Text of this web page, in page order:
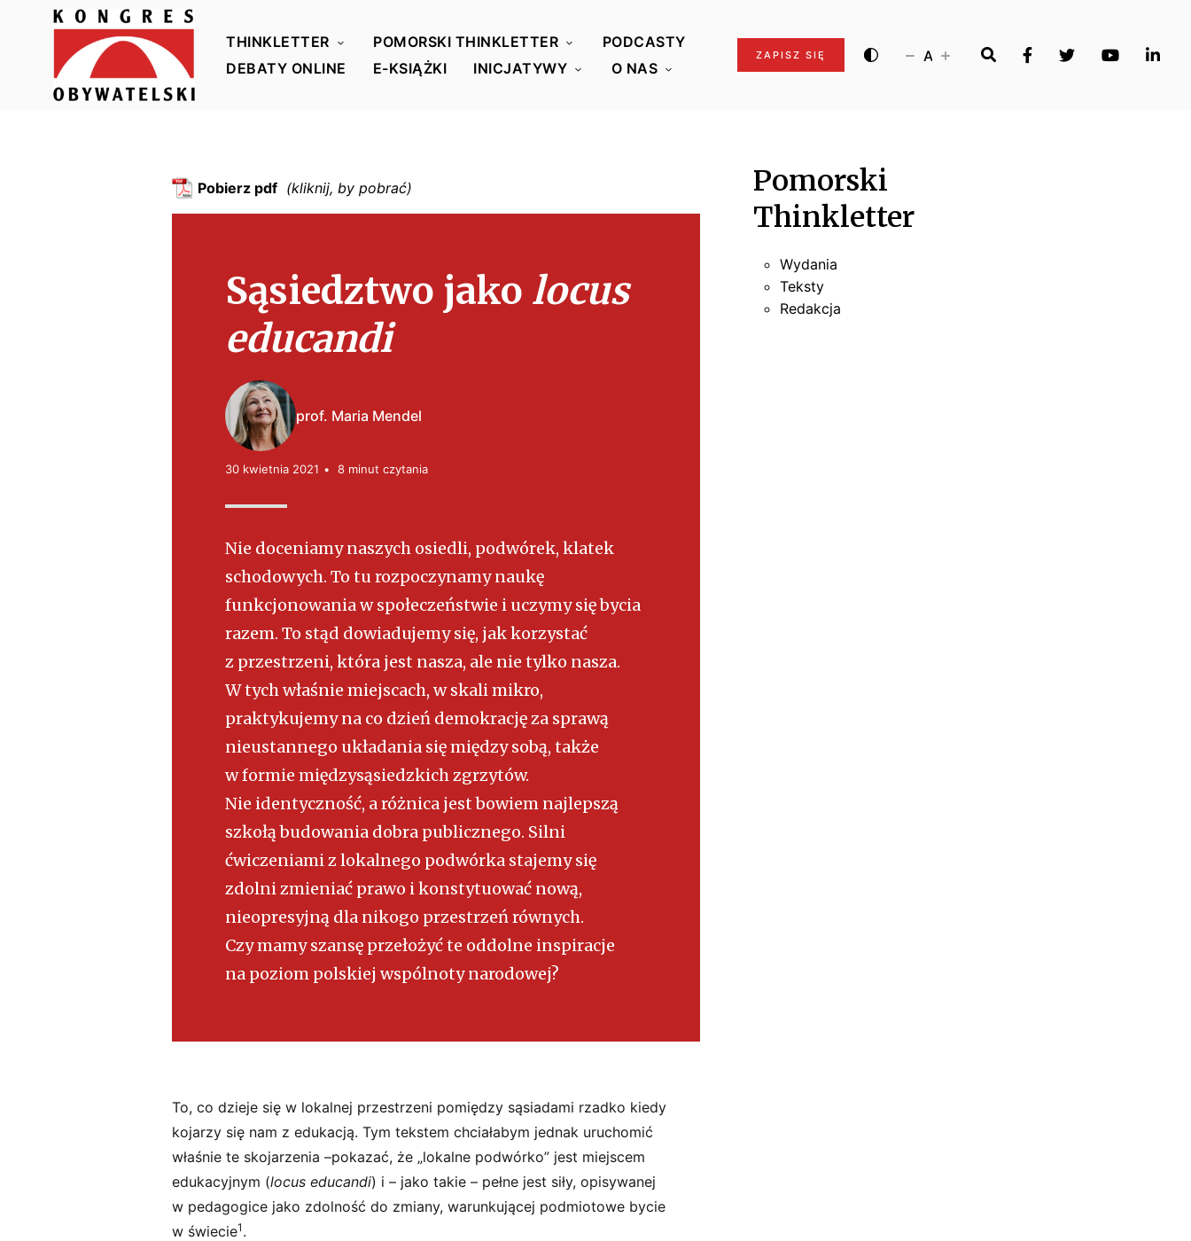
THINKLETTER POMORSKI THINKLETTER
PODCASTY
DEBATY ONLINE
E-KSIĄŻKI INICJATYWY O NAS
ZAPISZ SIĘ A
Pobierz pdf
Sąsiedztwo jako locus
educandi
prof. Maria Mendel
30 kwietnia 2021 8 minut czytania
Nie doceniamy naszych osiedli, podwórek, klatek
schodowych. To tu rozpoczynamy naukę
funkcjonowania w społeczeństwie i uczymy się bycia
razem. To stąd dowiadujemy się, jak korzystać
z przestrzeni, która jest nasza, ale nie tylko nasza.
W tych właśnie miejscach, w skali mikro,
praktykujemy na co dzień demokrację za sprawą
nieustannego układania się między sobą, także
w formie międzysąsiedzkich zgrzytów.
Nie identyczność, a różnica jest bowiem najlepszą
szkołą budowania dobra publicznego. Silni
ćwiczeniami z lokalnego podwórka stajemy się
zdolni zmieniać prawo i konstytuować nową,
nieopresyjną dla nikogo przestrzeń równych.
Czy mamy szansę przełożyć te oddolne inspiracje
na poziom polskiej wspólnoty narodowej?
To, co dzieje się w lokalnej przestrzeni pomiędzy sąsiadami rzadko kiedy
kojarzy się nam z edukacją. Tym tekstem chciałabym jednak uruchomić
właśnie te skojarzenia –pokazać, że „lokalne podwórko” jest miejscem
edukacyjnym (locus educandi) i – jako takie – pełne jest siły, opisywanej
w pedagogice jako zdolność do zmiany, warunkującej podmiotowe bycie
w świecie1 .
Pomorski
Thinkletter
Wydania
Teksty
Redakcja